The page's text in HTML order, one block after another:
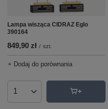
Lampa wisząca CIDRAZ Eglo
390164
849,90 zł / szt.
+ Dodaj do porównania
Ilość produktów